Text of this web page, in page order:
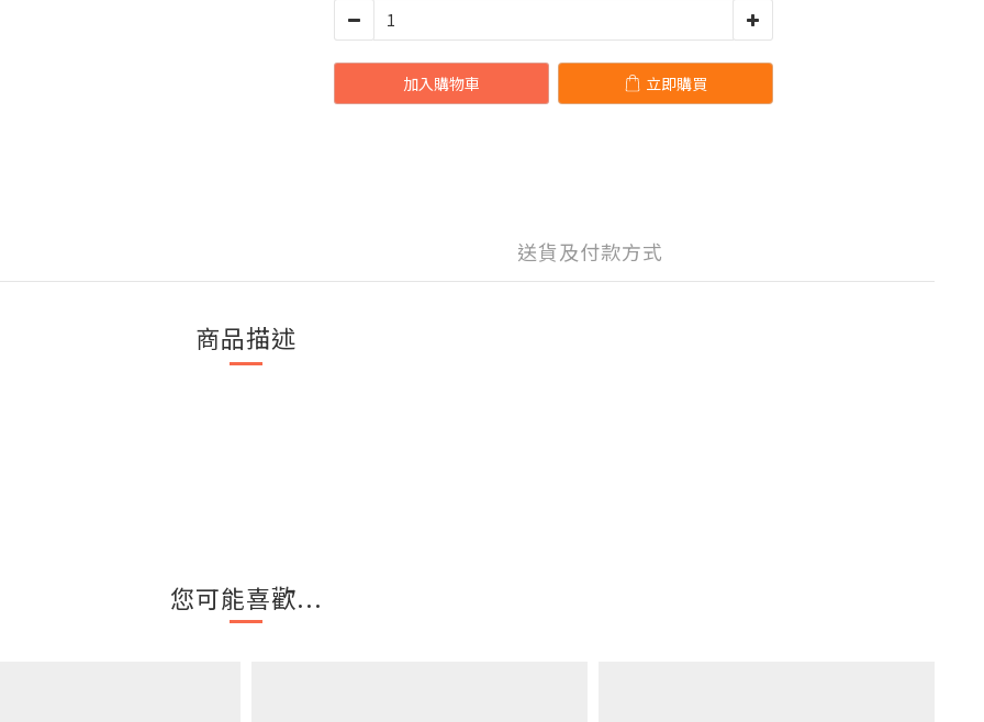
加入購物車 立即購買
送貨及付款方式
商品描述
您可能喜歡...